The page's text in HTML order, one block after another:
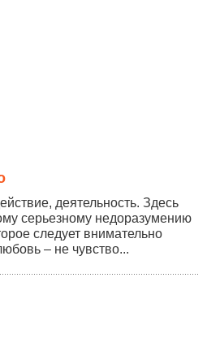
деятельность. Здесь
серьезному недоразумению
следует внимательно
– не чувство...